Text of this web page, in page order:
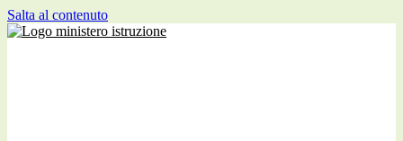
Salta al contenuto